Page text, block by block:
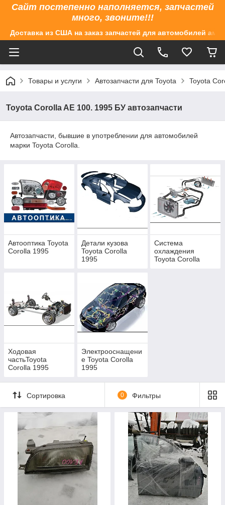
Сайт постепенно наполняется, запчастей
много, звоните!!!
Доставка из США на заказ запчастей для автомобилей
Товары и услуги Автозапчасти для Toyota Toyota
Toyota Corolla AE 100. 1995 БУ автозапчасти
Автозапчасти, бывшие в употреблении для автомобилей
марки Toyota Corolla.
Автооптика Toyota
Corolla 1995
Детали кузова
Toyota Corolla
1995
Система
охлаждения
Toyota Corolla
Ходовая
частьToyota
Corolla 1995
Электрооснащени
е Toyota Corolla
1995
Сортировка 0 Фильтры